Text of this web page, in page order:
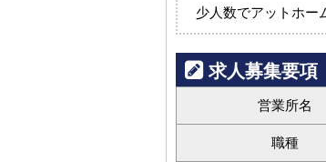
少人数でアットホー
求人募集要項
営業所名
職種